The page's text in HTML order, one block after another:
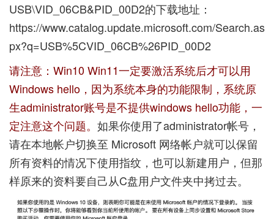
USB\VID_06CB&PID_00D2的下载地址：
https://www.catalog.update.microsoft.com/Search.as
px?q=USB%5CVID_06CB%26PID_00D2
请注意：Win10 Win11一定要激活系统后才可以用
Windows hello，因为系统本身的功能限制，系统原
生administrator账号是不提供windows hello功能，一
定注意这个问题。 如果你使用了administrator帐号，
请在本地帐户切换至 Microsoft 网络帐户就可以保留
所有资料的情况下使用指纹，也可以新建用户，但那
样原来的资料要自己从C盘用户文件夹中拷过去。